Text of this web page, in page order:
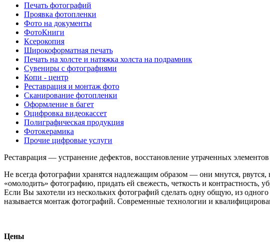
Печать фотографий
Проявка фотопленки
Фото на документы
ФотоКниги
Ксерокопия
Широкоформатная печать
Печать на холсте и натяжка холста на подрамник
Сувениры с фотографиями
Копи - центр
Реставрация и монтаж фото
Сканирование фотопленки
Оформление в багет
Оцифровка видеокассет
Полиграфическая продукция
Фотокерамика
Прочие цифровые услуги
Реставрация — устранение дефектов, восстановление утраченных
Не всегда фотографии хранятся надлежащим образом — они мнутся, рвутся,
«омолодить» фотографию, придать ей свежесть, четкость и контрастность,
Если Вы захотели из нескольких фотографий сделать одну общую, из
называется монтаж фотографий. Современные технологии и
Цены